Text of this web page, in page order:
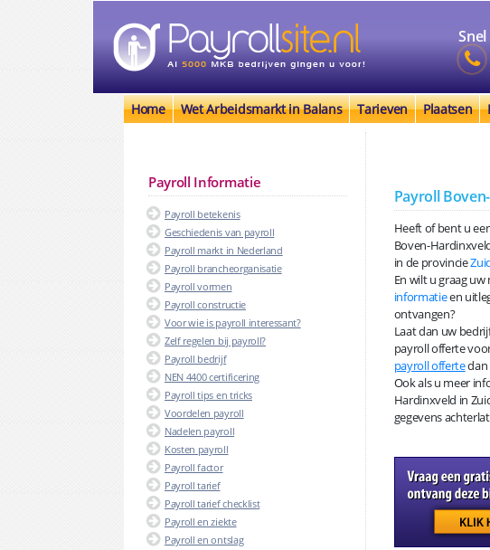
Home Wet Arbeidsmarkt in Balans Tarieven Plaatsen
Payroll Informatie
Payroll betekenis
Geschiedenis van payroll
Payroll markt in Nederland
Payroll brancheorganisatie
Payroll vormen
Payroll constructie
Voor wie is payroll interessant?
Zelf regelen bij payroll?
Payroll bedrijf
NEN 4400 certificering
Payroll tips en tricks
Voordelen payroll
Nadelen payroll
Kosten payroll
Payroll factor
Payroll tarief
Payroll tarief checklist
Payroll en ziekte
Payroll en ontslag
Payroll
Heeft of bent u
Boven-
in de provincie
En wilt u graag
informatieen
ontvangen?
Laat dan uw
payroll offerte
payroll offertedan
Ook als u meer
Hardinxveld in
gegevens